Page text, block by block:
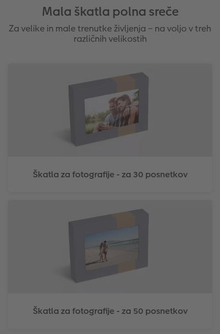
Mala škatla polna sreče
Za velike in male trenutke življenja – na voljo v treh
različnih velikostih
Škatla za fotografije - za 30 posnetkov
Škatla za fotografije - za 50 posnetkov